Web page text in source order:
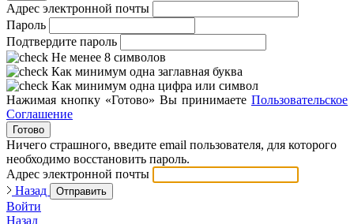
Адрес электронной почты
Пароль
Подтвердите пароль
Не менее 8 символов
Как минимум одна заглавная буква
Как минимум одна цифра или символ
Нажимая кнопку «Готово» Вы принимаете Пользовательское
Соглашение
Готово
Ничего страшного, введите email пользователя, для которого
необходимо восстановить пароль.
Адрес электронной почты
Назад
Отправить
Войти
Назад